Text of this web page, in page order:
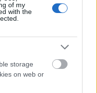
of my
with the
storage
on web or
práce s 6.500
to jsou čísla
sportovci toho dali
stíhala i většinu
elitu soustředění
následně se jede
už přijdou na